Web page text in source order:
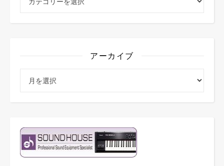
アーカイブ